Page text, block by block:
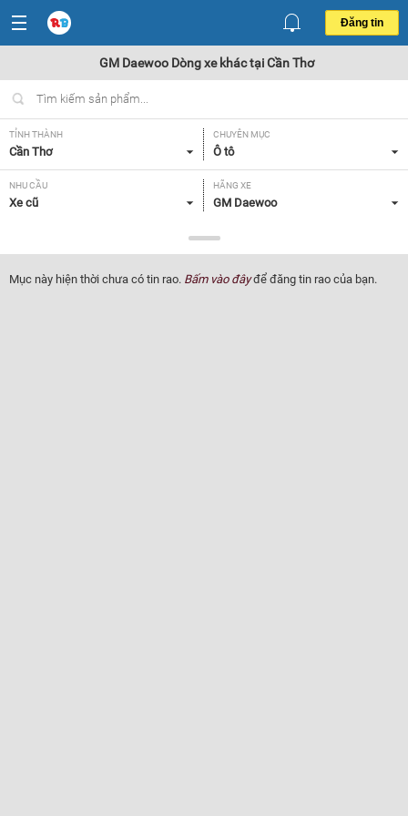
Đăng tin
GM Daewoo Dòng xe khác tại Cần Thơ
TỈNH THÀNH
Cần Thơ
CHUYÊN MỤC
Ô tô
NHU CẦU
Xe cũ
HÃNG XE
GM Daewoo
Dòng xe khác
NĂM SẢN XUẤT
Tất cả
GIÁ XE XUẤT XỨ
Mục này hiện thời chưa có tin rao. Bấm vào đâyđể đăng tin rao của bạn.